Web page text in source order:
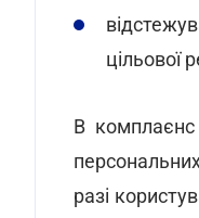
цільової
В комплаєнс
разі